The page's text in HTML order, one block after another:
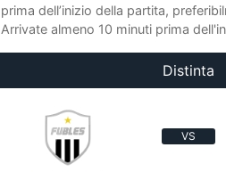
prima dell’inizio della partita,
Arrivate almeno 10 minuti prima
Distinta
VS